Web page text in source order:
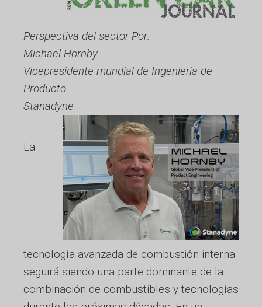
Perspectiva del sector Por:
Michael Hornby
Vicepresidente mundial de Ingeniería de
Producto
Stanadyne
La
tecnología avanzada de combustión interna
seguirá siendo una parte dominante de la
combinación de combustibles y tecnologías